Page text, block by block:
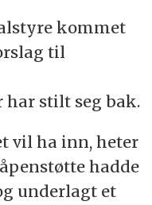
kommet
til
stilt seg bak.
vil ha inn, heter
hadde
underlagt et